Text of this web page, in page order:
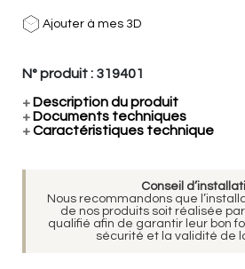
Ajouter à mes 3D
N° produit : 319401
+ Description du produit
+ Documents techniques
+Caractéristiques technique
Conseil
Nous recommandons que
de nos produits soit réalisée
qualifié afin de garantir leur bon
sécurité et la validité de